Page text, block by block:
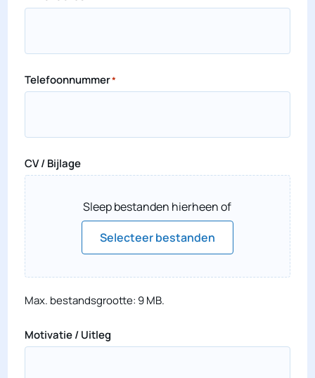
Telefoonnummer*
CV / Bijlage
Sleep bestanden hierheen of
Selecteer bestanden
Max. bestandsgrootte: 9 MB.
Motivatie / Uitleg